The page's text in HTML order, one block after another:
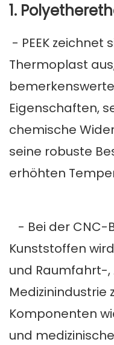
1.
- PEEK zeichnet
Thermoplast
Eigenschaften,
chemische
seine robuste
erhöhten
- Bei der CNC-
Kunststoffen
und Raumfahrt-
Medizinindustrie
Komponenten
und